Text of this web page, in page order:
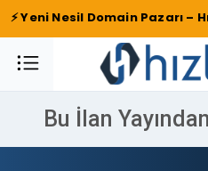
⚡ Yeni Nesil Domain Pazarı –
Bu İlan